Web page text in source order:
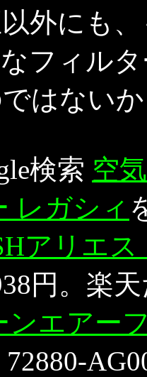
外にも
フィル
はない
検索 空
レガシィ
アリエス
円。楽
ンエアー